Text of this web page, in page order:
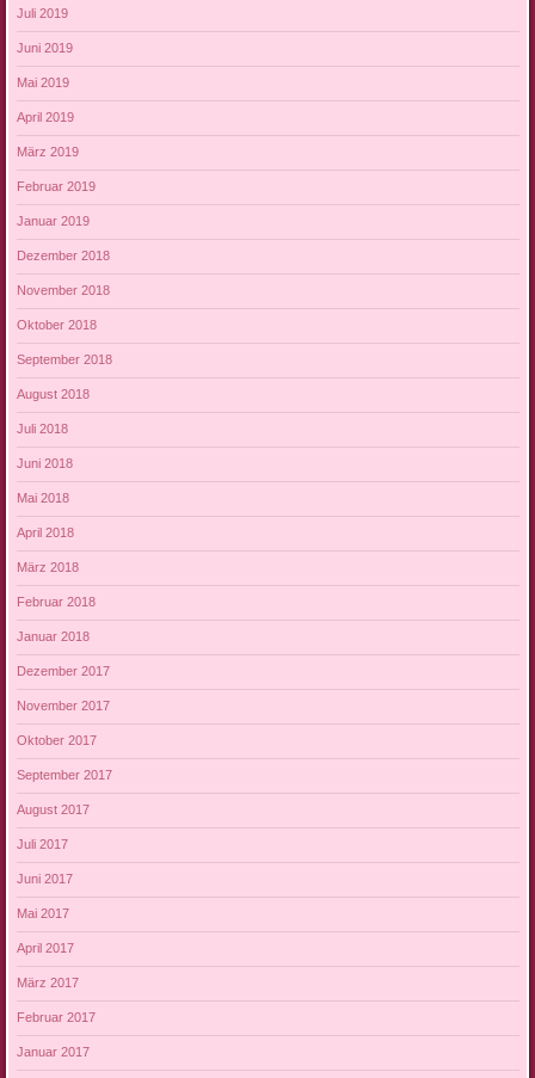
Juli 2019
Juni 2019
Mai 2019
April 2019
März 2019
Februar 2019
Januar 2019
Dezember 2018
November 2018
Oktober 2018
September 2018
August 2018
Juli 2018
Juni 2018
Mai 2018
April 2018
März 2018
Februar 2018
Januar 2018
Dezember 2017
November 2017
Oktober 2017
September 2017
August 2017
Juli 2017
Juni 2017
Mai 2017
April 2017
März 2017
Februar 2017
Januar 2017